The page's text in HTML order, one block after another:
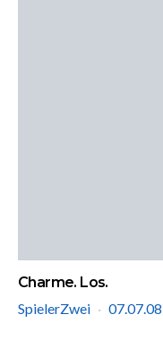
Charme. Los.
SpielerZwei
07.07.08